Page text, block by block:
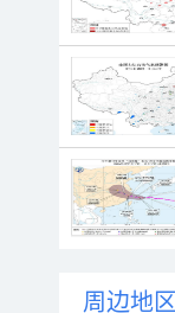
周边地区